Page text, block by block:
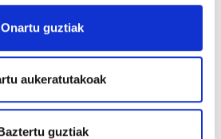
Onartu guztiak
aukeratutakoak
guztiak
jarrera salatzen du
helegitea aurkezteko aukera